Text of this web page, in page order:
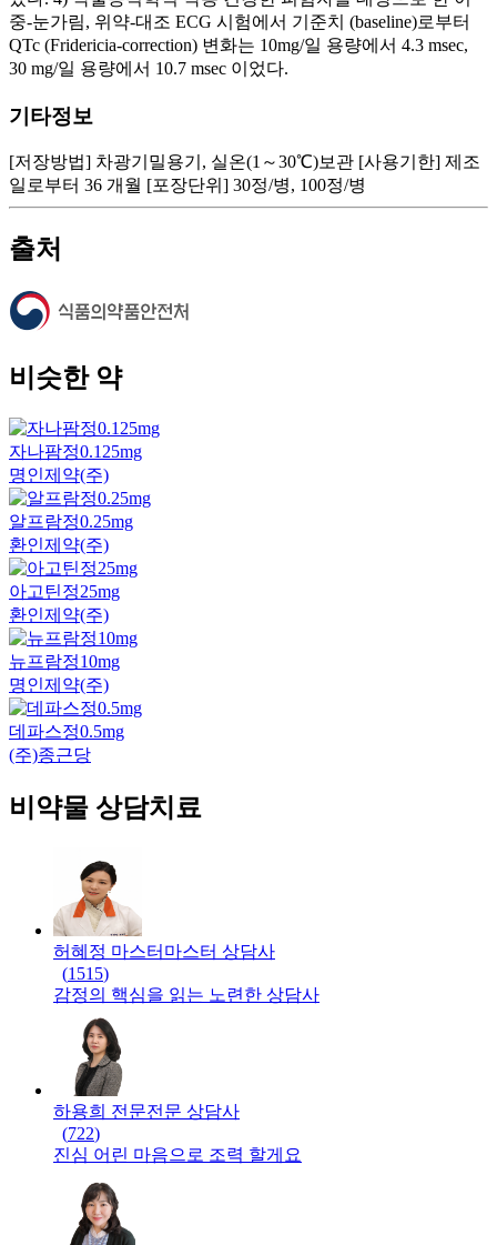
기타정보
[저장방법] 차광기밀용기, 실온(1～30℃)보관 [사용기한] 제조
일로부터 36 개월 [포장단위] 30정/병, 100정/병
출처
비슷한 약
자나팜정0.125mg
명인제약(주)
알프람정0.25mg
환인제약(주)
아고틴정25mg
환인제약(주)
뉴프람정10mg
명인제약(주)
데파스정0.5mg
(주)종근당
비약물 상담치료
허혜정 마스터 마스터 상담사
(1515)
감정의 핵심을 읽는 노련한 상담사
하용희 전문전문 상담사
(722)
진심 어린 마음으로 조력 할게요